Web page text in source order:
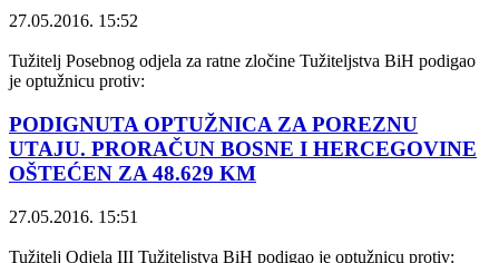
27.05.2016. 15:52
Tužitelj Posebnog odjela za ratne zločine Tužiteljstva BiH podigao
je optužnicu protiv:
PODIGNUTA OPTUŽNICA ZA POREZNU
UTAJU. PRORAČUN BOSNE I HERCEGOVINE
OŠTEĆEN ZA 48.629 KM
27.05.2016. 15:51
Tužitelj Odjela III Tužiteljstva BiH podigao je optužnicu protiv: